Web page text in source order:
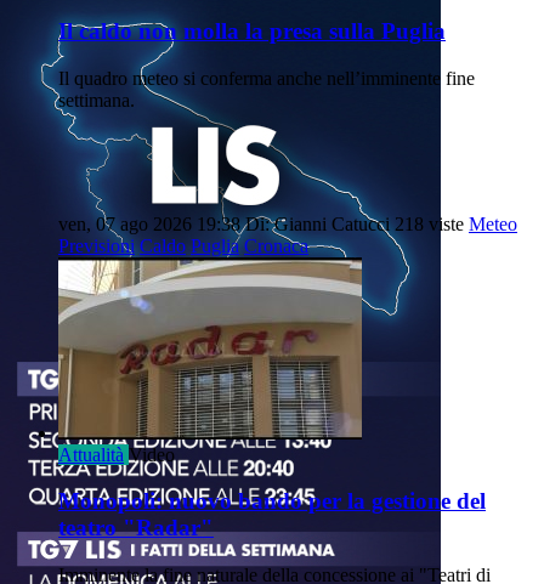
Il caldo non molla la presa sulla Puglia
Il quadro meteo si conferma anche nell’imminente fine
settimana.
ven, 07 ago 2026 19:38 Di: Gianni Catucci 218 viste Meteo
Previsioni Caldo Puglia Cronaca
Attualità Video
Monopoli: nuovo bando per la gestione del
teatro "Radar"
Imminente la fine naturale della concessione ai "Teatri di